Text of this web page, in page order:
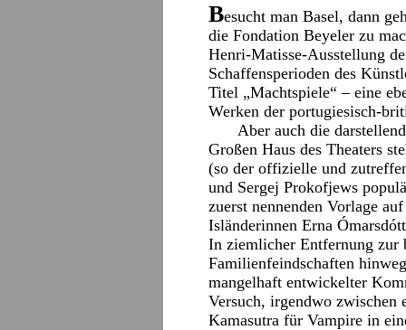
Besucht man Basel, dann
die Fondation Beyeler zu
Henri-Matisse-Ausstellung
Schaffensperioden des
Titel „Machtspiele“ – eine
Werken der portugiesisch-
Aber auch die
Großen Haus des Theaters
(so der offizielle und
und Sergej Prokofjews
zuerst nennenden Vorlage
Isländerinnen Erna
In ziemlicher Entfernung zur
Familienfeindschaften
mangelhaft entwickelter
Versuch, irgendwo zwischen
Kamasutra für Vampire in